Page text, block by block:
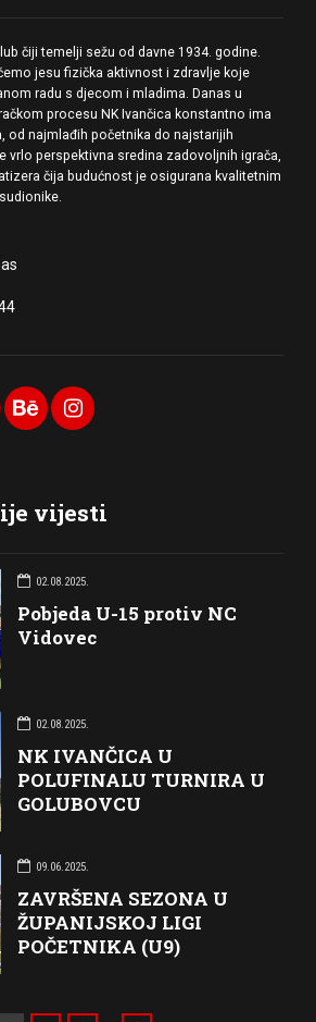
čiji temelji sežu od davne 1934. godine.
jesu fizička aktivnost i zdravlje koje
radu s djecom i mladima. Danas u
procesu NK Ivančica konstantno ima
od najmlađih početnika do najstarijih
vrlo perspektivna sredina zadovoljnih igrača,
čija budućnost je osigurana kvalitetnim
vijesti
02.08.2025.
Pobjeda U-15 protiv NC
Vidovec
02.08.2025.
NK IVANČICA U
POLUFINALU TURNIRA U
GOLUBOVCU
09.06.2025.
ZAVRŠENA SEZONA U
ŽUPANIJSKOJ LIGI
POČETNIKA (U9)